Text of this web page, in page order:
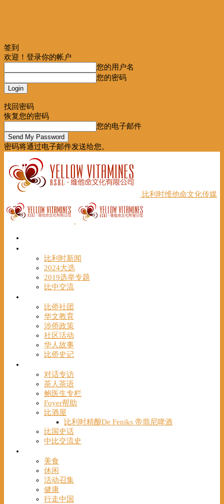
签到
欢迎！登录你的帐户
您的用户名
您的密码
找回密码
恢复您的密码
您的电子邮件
密码将通过电子邮件发送给您。
比利时维他命文化传媒
比利时新闻
2024大选
2019选举专题
比中交流
比侨社团
华文教育
涉侨政策
社区活动
华人故事
比侨史记
对话专访
茶人茶语
鲍医生专栏
Foyer帮助
比酒屋
比利时精酿De Feniks 帝翡尼啤酒
比国史话
中比交流史
美食
休闲
活动召集
健康
行走中国